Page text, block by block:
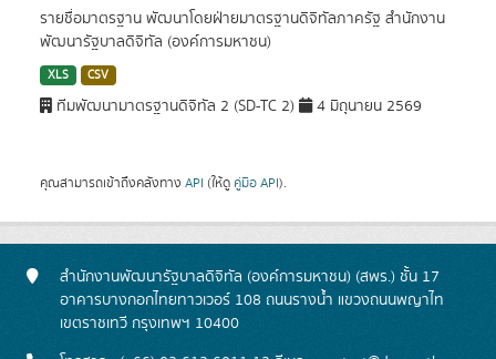
รายชื่อมาตรฐาน พัฒนาโดยฝ่ายมาตรฐานดิจิทัลภาครัฐ สำนักงาน
พัฒนารัฐบาลดิจิทัล (องค์การมหาชน)
XLS CSV
ทีมพัฒนามาตรฐานดิจิทัล 2 (SD-TC 2) 4 มิถุนายน 2569
คุณสามารถเข้าถึงคลังทาง API (ให้ดู คู่มือ API).
สำนักงานพัฒนารัฐบาลดิจิทัล (องค์การมหาชน) (สพร.) ชั้น 17
อาคารบางกอกไทยทาวเวอร์ 108 ถนนรางน้ำ แขวงถนนพญาไท
เขตราชเทวี กรุงเทพฯ 10400